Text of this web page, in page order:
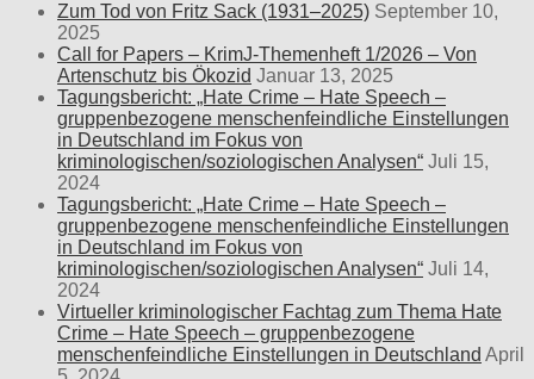
Zum Tod von Fritz Sack (1931–2025) September 10,
2025
Call for Papers – KrimJ-Themenheft 1/2026 – Von
Artenschutz bis Ökozid Januar 13, 2025
Tagungsbericht: „Hate Crime – Hate Speech –
gruppenbezogene menschenfeindliche Einstellungen
in Deutschland im Fokus von
kriminologischen/soziologischen Analysen“ Juli 15,
2024
Tagungsbericht: „Hate Crime – Hate Speech –
gruppenbezogene menschenfeindliche Einstellungen
in Deutschland im Fokus von
kriminologischen/soziologischen Analysen“ Juli 14,
2024
Virtueller kriminologischer Fachtag zum Thema Hate
Crime – Hate Speech – gruppenbezogene
menschenfeindliche Einstellungen in Deutschland April